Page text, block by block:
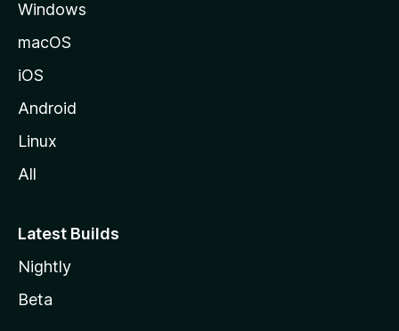
Windows
macOS
iOS
Android
Linux
All
Latest Builds
Nightly
Beta